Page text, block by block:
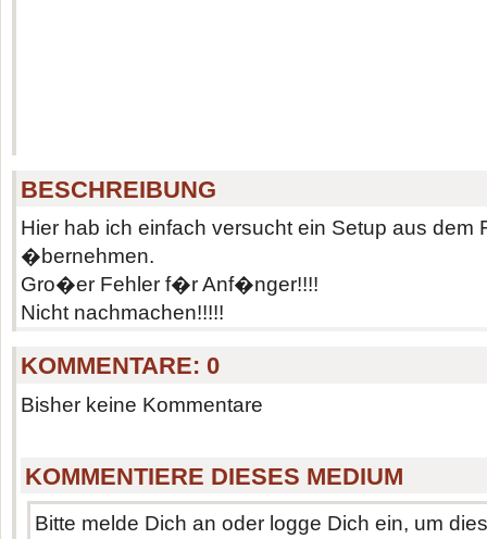
BESCHREIBUNG
Hier hab ich einfach versucht ein Setup aus dem
�bernehmen.
Gro�er Fehler f�r Anf�nger!!!!
Nicht nachmachen!!!!!
KOMMENTARE:0
Bisher keine Kommentare
KOMMENTIERE DIESES MEDIUM
Bitte melde Dich an oder logge Dich ein, um